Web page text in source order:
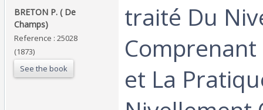
‎BRETON P. ( De
Champs)‎
Reference : 25028
(1873)
See the book
‎traité Du
et La